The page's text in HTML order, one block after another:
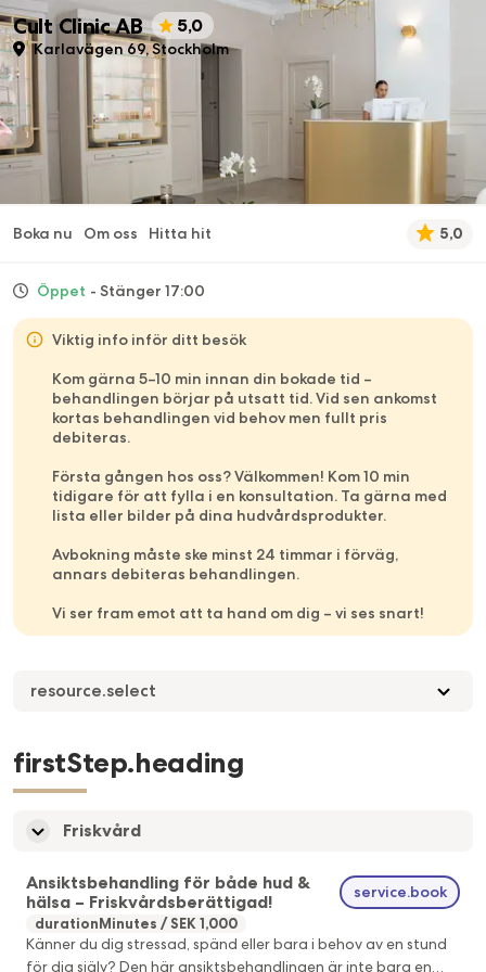
Cult Clinic AB 5,0
Karlavägen 69, Stockholm
Boka nu Om oss Hitta hit 5,0
Öppet - Stänger 17:00
Viktig info inför ditt besök
Kom gärna 5–10 min innan din bokade tid –
behandlingen börjar på utsatt tid. Vid sen ankomst
kortas behandlingen vid behov men fullt pris
debiteras.
Första gången hos oss? Välkommen! Kom 10 min
tidigare för att fylla i en konsultation. Ta gärna med
lista eller bilder på dina hudvårdsprodukter.
Avbokning måste ske minst 24 timmar i förväg,
annars debiteras behandlingen.
Vi ser fram emot att ta hand om dig – vi ses snart!
resource.select
firstStep.heading
Friskvård
Ansiktsbehandling för både hud &
hälsa – Friskvårdsberättigad!
durationMinutes SEK 1,000
service.book
Känner du dig stressad, spänd eller bara i behov av en stund
för dig själv? Den här ansiktsbehandlingen är inte bara en